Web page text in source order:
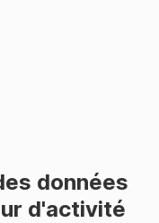
données
d'activité